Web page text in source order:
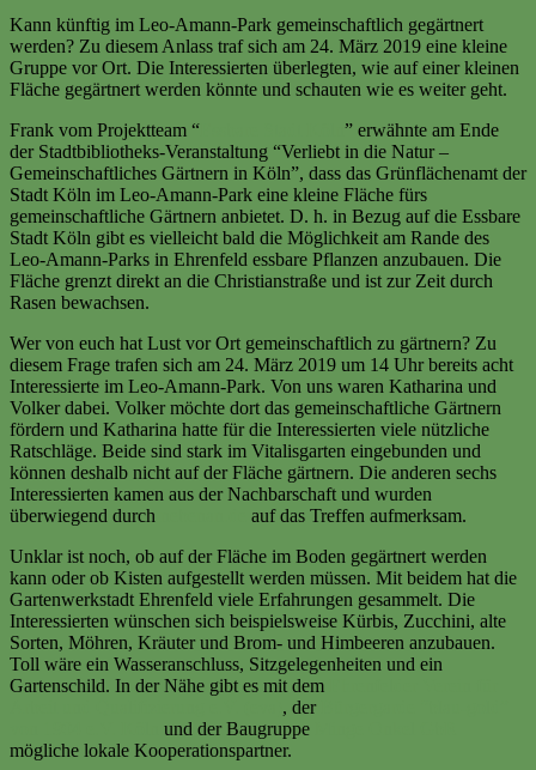
Kann künftig im Leo-Amann-Park gemeinschaftlich gegärtnert
werden? Zu diesem Anlass traf sich am 24. März 2019 eine kleine
Gruppe vor Ort. Die Interessierten überlegten, wie auf einer kleinen
Fläche gegärtnert werden könnte und schauten wie es weiter geht.
Frank vom Projektteam “
” erwähnte am Ende
der Stadtbibliotheks-Veranstaltung “Verliebt in die Natur –
Gemeinschaftliches Gärtnern in Köln”, dass das Grünflächenamt der
Stadt Köln im Leo-Amann-Park eine kleine Fläche fürs
gemeinschaftliche Gärtnern anbietet. D. h. in Bezug auf die Essbare
Stadt Köln gibt es vielleicht bald die Möglichkeit am Rande des
Leo-Amann-Parks in Ehrenfeld essbare Pflanzen anzubauen. Die
Fläche grenzt direkt an die Christianstraße und ist zur Zeit durch
Rasen bewachsen.
Wer von euch hat Lust vor Ort gemeinschaftlich zu gärtnern? Zu
diesem Frage trafen sich am 24. März 2019 um 14 Uhr bereits acht
Interessierte im Leo-Amann-Park. Von uns waren Katharina und
Volker dabei. Volker möchte dort das gemeinschaftliche Gärtnern
fördern und Katharina hatte für die Interessierten viele nützliche
Ratschläge. Beide sind stark im Vitalisgarten eingebunden und
können deshalb nicht auf der Fläche gärtnern. Die anderen sechs
Interessierten kamen aus der Nachbarschaft und wurden
überwiegend durch
auf das Treffen aufmerksam.
Unklar ist noch, ob auf der Fläche im Boden gegärtnert werden
kann oder ob Kisten aufgestellt werden müssen. Mit beidem hat die
Gartenwerkstadt Ehrenfeld viele Erfahrungen gesammelt. Die
Interessierten wünschen sich beispielsweise Kürbis, Zucchini, alte
Sorten, Möhren, Kräuter und Brom- und Himbeeren anzubauen.
Toll wäre ein Wasseranschluss, Sitzgelegenheiten und ein
Gartenschild. In der Nähe gibt es mit dem
, der
und der Baugruppe
mögliche lokale Kooperationspartner.